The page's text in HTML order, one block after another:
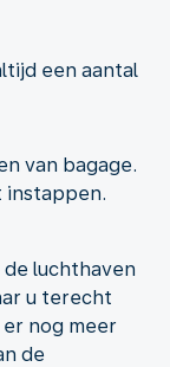
een aantal
van bagage.
instappen.
luchthaven
u terecht
nog meer
de